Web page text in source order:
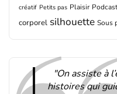
créatif Petits pas Plaisir Podcast
corporel silhouette Sous
"On assiste à
histoires qui